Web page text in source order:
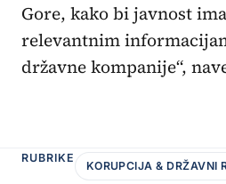
Gore, kako bi javnost
relevantnim
državne kompanije“,
RUBRIKE
KORUPCIJA & DRŽAVNI